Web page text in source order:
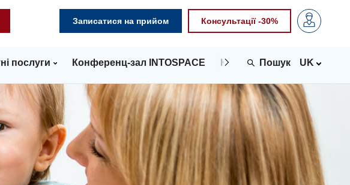
Записатися на прийом Консультації -30%
послуги Конференц-зал INTOSPACE Контакти UK